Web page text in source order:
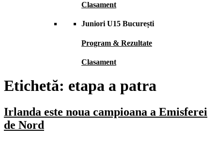
Clasament
Juniori U15 București
Program & Rezultate
Clasament
Etichetă: etapa a patra
Irlanda este noua campioana a Emisferei
de Nord